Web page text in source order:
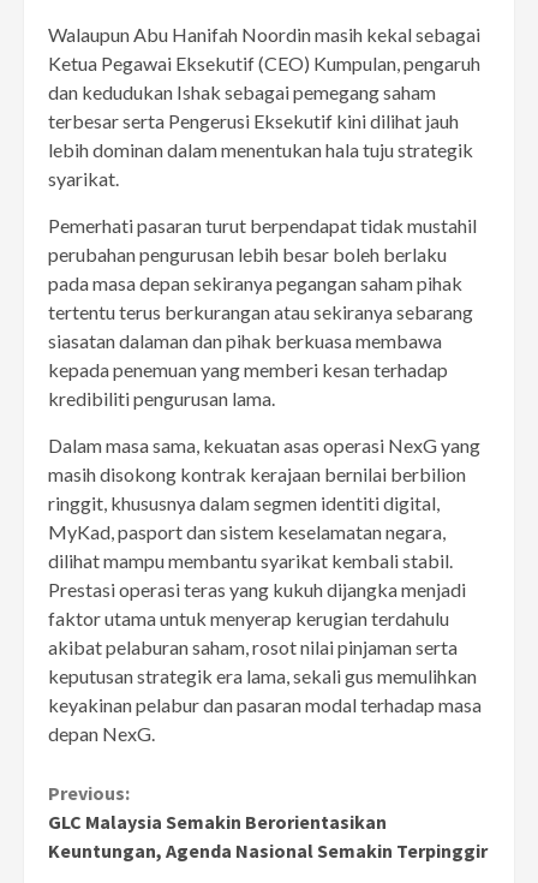
Walaupun Abu Hanifah Noordin masih kekal sebagai
Ketua Pegawai Eksekutif (CEO) Kumpulan, pengaruh
dan kedudukan Ishak sebagai pemegang saham
terbesar serta Pengerusi Eksekutif kini dilihat jauh
lebih dominan dalam menentukan hala tuju strategik
syarikat.
Pemerhati pasaran turut berpendapat tidak mustahil
perubahan pengurusan lebih besar boleh berlaku
pada masa depan sekiranya pegangan saham pihak
tertentu terus berkurangan atau sekiranya sebarang
siasatan dalaman dan pihak berkuasa membawa
kepada penemuan yang memberi kesan terhadap
kredibiliti pengurusan lama.
Dalam masa sama, kekuatan asas operasi NexG yang
masih disokong kontrak kerajaan bernilai berbilion
ringgit, khususnya dalam segmen identiti digital,
MyKad, pasport dan sistem keselamatan negara,
dilihat mampu membantu syarikat kembali stabil.
Prestasi operasi teras yang kukuh dijangka menjadi
faktor utama untuk menyerap kerugian terdahulu
akibat pelaburan saham, rosot nilai pinjaman serta
keputusan strategik era lama, sekali gus memulihkan
keyakinan pelabur dan pasaran modal terhadap masa
depan NexG.
Continue
Reading
Previous:
GLC Malaysia Semakin Berorientasikan
Keuntungan, Agenda Nasional Semakin Terpinggir